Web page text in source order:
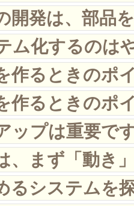
開発は、部品
ム化するのは
作るときのポ
作るときのポ
ップは重要で
、まず「動き
るシステムを